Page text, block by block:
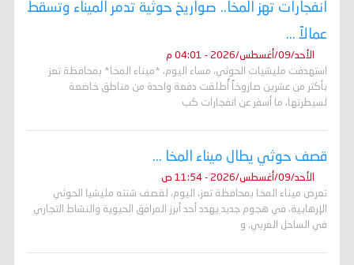
انفجارات تهز المخا.. صواريخ حوثية تدمر الميناء وتسقط
عمالاً ...
الأحد/09/أغسطس/2026 - 04:01 م
استهدفت مليشيات الحوثي، مساء اليوم، *ميناء المخا* بمحافظة تعز
بأكثر من عشرين صاروخاً أُطلقت دفعة واحدة من مناطق خاضعة
لسيطرتها، ما أسفر عن انفجارات كب
قصف حوثي يطال ميناء المخا ...
الأحد/09/أغسطس/2026 - 11:54 ص
تعرض ميناء المخا بمحافظة تعز، اليوم، لقصف شنته مليشيا الحوثي
الإرهابية، في هجوم جديد يهدد أحد أبرز المرافق الحيوية والنشاط التجاري
في الساحل الغربي. و